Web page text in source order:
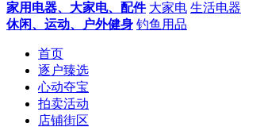
家用电器、大家电、配件 大家电 生活电器
休闲、运动、户外健身 钓鱼用品
首页
逐户臻选
心动夺宝
拍卖活动
店铺街区